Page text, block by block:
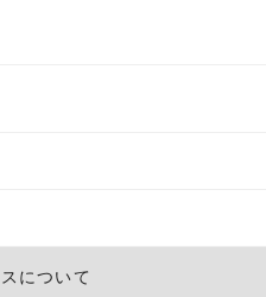
について